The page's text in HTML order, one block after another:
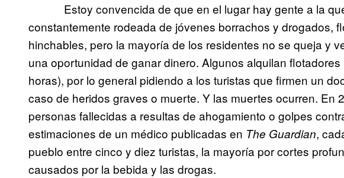
Estoy convencida de que en el lugar hay gente a la
constantemente rodeada de jóvenes borrachos y drogados,
hinchables, pero la mayoría de los residentes no se queja y
una oportunidad de ganar dinero. Algunos alquilan
horas), por lo general pidiendo a los turistas que firmen un
caso de heridos graves o muerte. Y las muertes ocurren. En
personas fallecidas a resultas de ahogamiento o golpes
estimaciones de un médico publicadas en The Guardian,
pueblo entre cinco y diez turistas, la mayoría por cortes
causados por la bebida y las drogas.